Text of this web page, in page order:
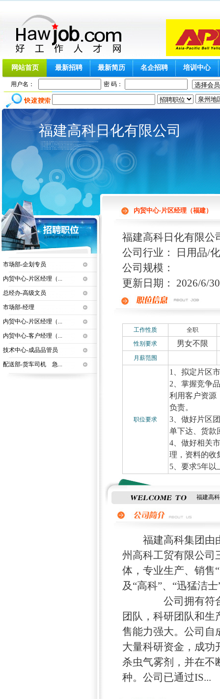
网站首页 最新招聘 最新简历 名企招聘 培训中心
用户名： 密 码：
福建高科日化有限公司
市场部-企划专员
内贸中心-片区经理（...
总经办-高级文员
市场部-经理
内贸中心-片区经理（...
内贸中心-客户经理（...
技术中心-成品品管员
配送部-货车司机 急...
内贸中心-片区经理（福建）
福建高科日化有限公
公司行业： 日用品/
公司规模：
更新日期： 2026/6/
工作性质
全职
性别要求
男女不限
月薪范围
职位要求
1、拟定片区
2、掌握竞争
利用客户资源
负责。
3、做好片区
单下达、货款
4、做好相关
理，资料的收
5、要求5年
福建高
福建高科集团由由
州高科工贸有限公司
体，专业生产、销售
及“高科”、“迅猛洁
公司拥有符合国
团队，科研团队和
售能力强大。公司自
大量科研资金，成功
杀虫气雾剂，并在不
种。公司已通过IS...